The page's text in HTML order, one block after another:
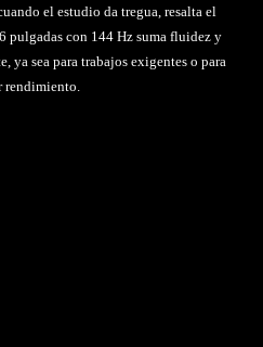
el estudio da tregua, resalta el
pulgadas con 144 Hz suma fluidez y
ya sea para trabajos exigentes o para
rendimiento.